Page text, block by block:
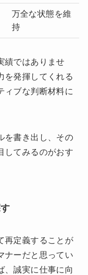
万全な状態を維
持
績ではありませ
を発揮してくれる
ィブな判断材料に
を書き出し、その
してみるのがおす
再定義することが
ナーだと思ってい
、誠実に仕事に向